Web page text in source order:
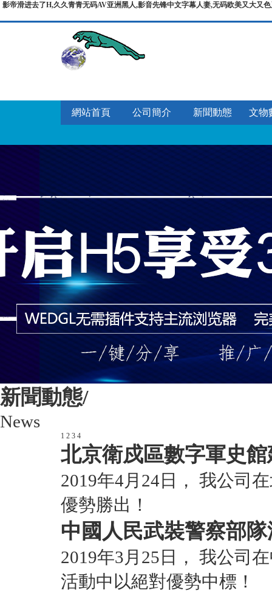
影帝滑进去了H,久久青青无码AV亚洲黑人,影音先锋中文字幕人妻,无码欧美又大又
網站首頁 公司簡介 新聞動態 文物
新聞動態/
News
1 2 3 4
北京衛戍區數字軍史
2019年4月24日， 我公司
優勢勝出！
中國人民武裝警察部
2019年3月25日， 我公司
活動中以絕對優勢中標！